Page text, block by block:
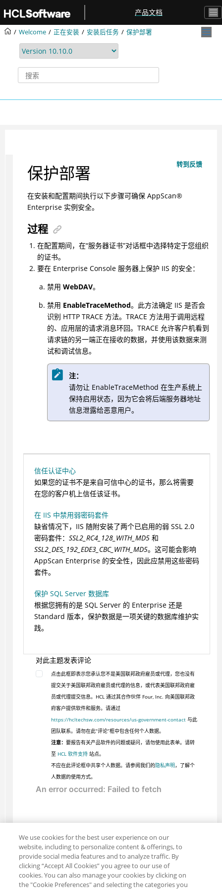
产品文档
Welcome 正在安装 安装后任务 保护部署
转到反馈
保护部署
在安装和配置期间执行以下步骤可确保 AppScan®
Enterprise 实例安全。
过程
在配置期间，在“服务器证书”对话框中选择特定于您组织
的证书。
要在 Enterprise Console 服务器上保护 IIS 的安全：
禁用 WebDAV。
禁用 EnableTraceMethod。此方法确定 IIS 是否会
识别 HTTP TRACE 方法。TRACE 方法用于调用远程
的、应用层的请求消息环回。TRACE 允许客户机看到
请求链的另一端正在接收的数据，并使用该数据来测
试和调试信息。
注：
请勿让 EnableTraceMethod 在生产系统上
保持启用状态，因为它会将后端服务器地址
信息泄露给恶意用户。
信任认证中心
如果您的证书不是来自可信中心的证书，那么将需要
在您的客户机上信任该证书。
在 IIS 中禁用弱密码套件
缺省情况下，IIS 随附安装了两个已启用的弱 SSL 2.0
密码套件： SSL2_RC4_128_WITH_MD5和
SSL2_DES_192_EDE3_CBC_WITH_MD5。这可能会影响
AppScan Enterprise 的安全性，因此应禁用这些密码
套件。
保护 SQL Server 数据库
根据您拥有的是 SQL Server 的 Enterprise 还是
Standard 版本，保护数据是一项关键的数据库维护实
践。
对此主题发表评论
点击此框即表示您承认您不是美国联邦政府雇员或代理，您也没有
提交关于美国联邦政府雇员或代理的信息，或代表美国联邦政府雇
员或代理提交信息。HCL 通过其合作伙伴 Four, Inc. 向美国联邦政
府客户提供软件和服务。请通过
https://hcltechsw.com/resources/us-government-contact与此
团队联系。请勿在此“评论”框中包含任何个人数据。
注意： 要报告有关产品软件的问题或疑问，请勿使用此表单。请转
至 HCL 软件支持站点。
不应在此评论框中共享个人数据。请参阅我们的隐私声明，了解个
人数据的使用方式。
We use cookies for the best user experience on our
website, including to personalize content & offerings, to
provide social media features and to analyze traffic. By
clicking “Accept All Cookies” you agree to our use of
cookies. You can also manage your cookies by clicking on
the "Cookie Preferences" and selecting the categories you